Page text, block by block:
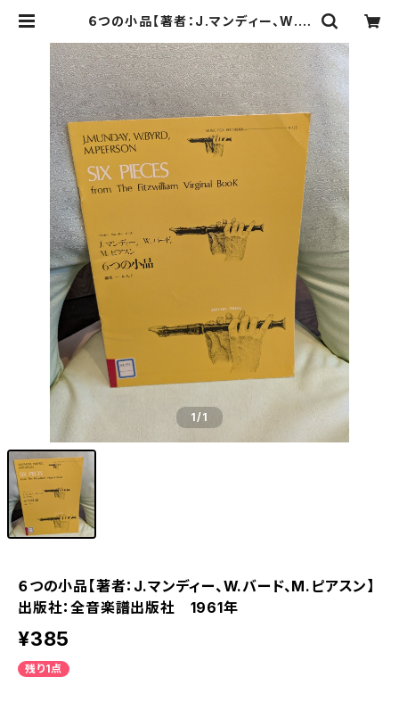
６つの小品【著者：J.マンディー、W.バ
出版社 1961年 | Birds' Tale Co
llective
1/1
６つの小品【著者：J.マンディー、W.バード、M.ピアスン】
出版社：全音楽譜出版社 1961年
¥385
残り1点